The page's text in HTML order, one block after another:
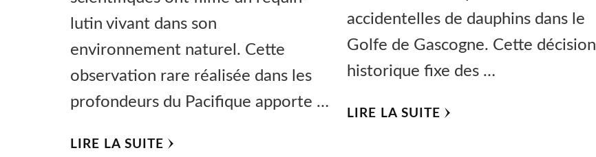
lutin vivant dans son
environnement naturel. Cette
observation rare réalisée dans les
profondeurs du Pacifique apporte …
LIRE LA SUITE
accidentelles de dauphins dans le
Golfe de Gascogne. Cette décision
historique fixe des …
LIRE LA SUITE